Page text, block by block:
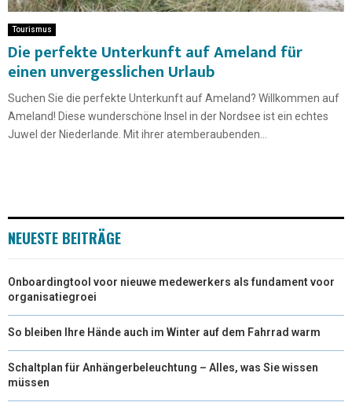
Tourismus
Die perfekte Unterkunft auf Ameland für
einen unvergesslichen Urlaub
Suchen Sie die perfekte Unterkunft auf Ameland? Willkommen auf
Ameland! Diese wunderschöne Insel in der Nordsee ist ein echtes
Juwel der Niederlande. Mit ihrer atemberaubenden...
NEUESTE BEITRÄGE
Onboardingtool voor nieuwe medewerkers als fundament voor
organisatiegroei
So bleiben Ihre Hände auch im Winter auf dem Fahrrad warm
Schaltplan für Anhängerbeleuchtung – Alles, was Sie wissen
müssen